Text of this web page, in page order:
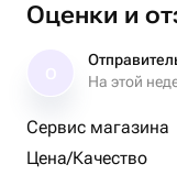
Оценки и
На этой
Сервис магазина
Цена/Качество